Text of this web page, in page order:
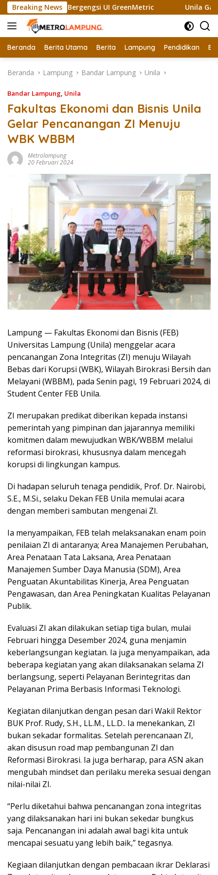
Langsung
ke
konten
Breaking News
Sertifikat Bergengsi UI GreenMetric Unila
Beranda Berita Utama Berita Lampung Pendidikan
Beranda Lampung Bandar Lampung Unila
Bandar Lampung, Unila
Fakultas Ekonomi dan Bisnis Unila
Gelar Pencanangan ZI Menuju
WBK WBBM
Metrolampung
20 Februari 2024
Lampung — Fakultas Ekonomi dan Bisnis (FEB)
Universitas Lampung (Unila) menggelar acara
pencanangan Zona Integritas (ZI) menuju Wilayah
Bebas dari Korupsi (WBK), Wilayah Birokrasi Bersih dan
Melayani (WBBM), pada Senin pagi, 19 Februari 2024, di
Student Center FEB Unila.
ZI merupakan predikat diberikan kepada instansi
pemerintah yang pimpinan dan jajarannya memiliki
komitmen dalam mewujudkan WBK/WBBM melalui
reformasi birokrasi, khususnya dalam mencegah
korupsi di lingkungan kampus.
Di hadapan seluruh tenaga pendidik, Prof. Dr. Nairobi,
S.E., M.Si., selaku Dekan FEB Unila memulai acara
dengan memberi sambutan mengenai ZI.
Ia menyampaikan, FEB telah melaksanakan enam poin
penilaian ZI di antaranya; Area Manajemen Perubahan,
Area Penataan Tata Laksana, Area Penataan
Manajemen Sumber Daya Manusia (SDM), Area
Penguatan Akuntabilitas Kinerja, Area Penguatan
Pengawasan, dan Area Peningkatan Kualitas Pelayanan
Publik.
Evaluasi ZI akan dilakukan setiap tiga bulan, mulai
Februari hingga Desember 2024, guna menjamin
keberlangsungan kegiatan. Ia juga menyampaikan, ada
beberapa kegiatan yang akan dilaksanakan selama ZI
berlangsung, seperti Pelayanan Berintegritas dan
Pelayanan Prima Berbasis Informasi Teknologi.
Kegiatan dilanjutkan dengan pesan dari Wakil Rektor
BUK Prof. Rudy, S.H., LL.M., LL.D.. Ia menekankan, ZI
bukan sekadar formalitas. Setelah perencanaan ZI,
akan disusun road map pembangunan ZI dan
Reformasi Birokrasi. Ia juga berharap, para ASN akan
mengubah mindset dan perilaku mereka sesuai dengan
nilai-nilai ZI.
“Perlu diketahui bahwa pencanangan zona integritas
yang dilaksanakan hari ini bukan sekedar bungkus
saja. Pencanangan ini adalah awal bagi kita untuk
mencapai sesuatu yang lebih baik,” tegasnya.
Kegiaan dilanjutkan dengan pembacaan ikrar Deklarasi